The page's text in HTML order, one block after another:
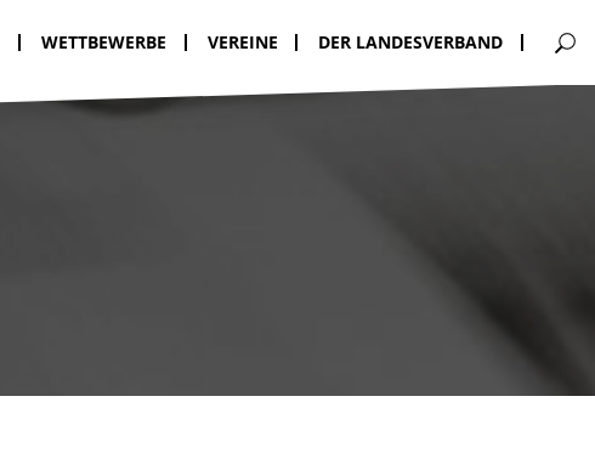
WETTBEWERBE VEREINE DER LANDESVERBAND